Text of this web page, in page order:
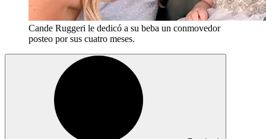
Cande Ruggeri le dedicó a su beba un conmovedor
posteo por sus cuatro meses.